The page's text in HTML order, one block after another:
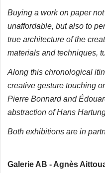
Buying a work on paper
unaffordable, but also to
true architecture of the
materials and techniques,
Along this chronological
creative gesture touching
Pierre Bonnard and
abstraction of Hans
Both exhibitions are in
Galerie AB - Agnès